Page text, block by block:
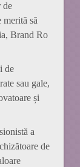
de
să
Brand Ro
de
sau gale,
și
a
de